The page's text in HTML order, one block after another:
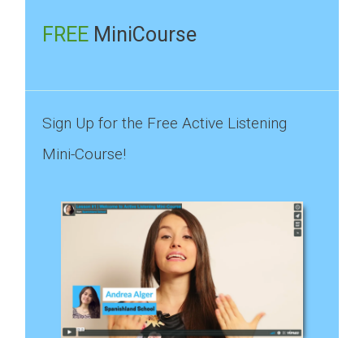
FREE MiniCourse
Sign Up for the Free Active Listening
Mini-Course!